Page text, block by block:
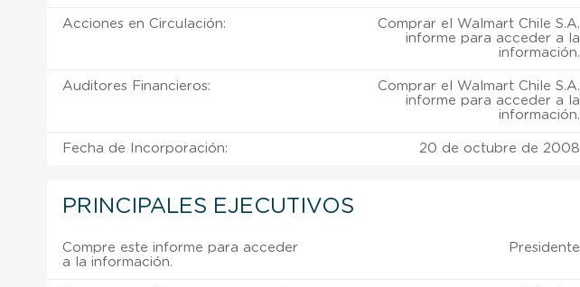
Acciones en Circulación:
Comprar el Walmart Chile S.A.
informe para acceder a la
información.
Auditores Financieros:
Comprar el Walmart Chile S.A.
informe para acceder a la
información.
Fecha de Incorporación: 20 de octubre de 2008
PRINCIPALES EJECUTIVOS
Compre este informe para acceder
a la información.
Presidente